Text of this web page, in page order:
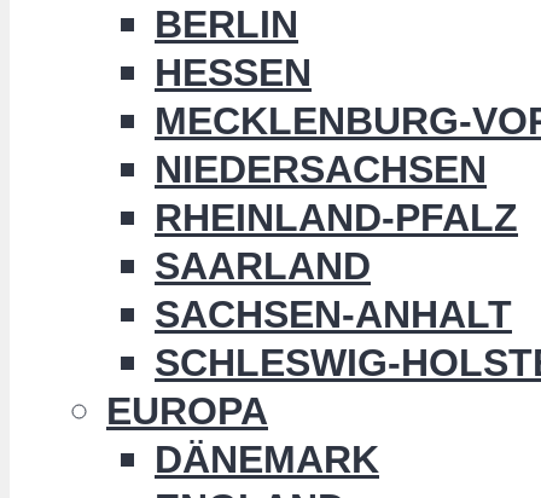
BERLIN
HESSEN
MECKLENBURG-
NIEDERSACHSEN
RHEINLAND-PFALZ
SAARLAND
SACHSEN-ANHALT
SCHLESWIG-
EUROPA
DÄNEMARK